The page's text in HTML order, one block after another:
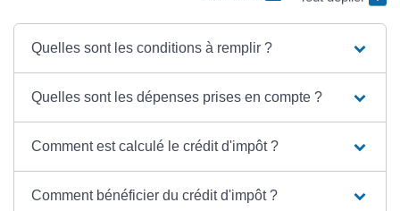
Quelles sont les conditions à remplir ?
Quelles sont les dépenses prises en compte ?
Comment est calculé le crédit d'impôt ?
Comment bénéficier du crédit d'impôt ?